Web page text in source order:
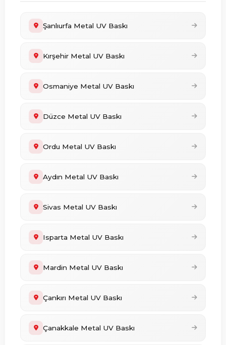
Şanlıurfa Metal UV Baskı
Kırşehir Metal UV Baskı
Osmaniye Metal UV Baskı
Düzce Metal UV Baskı
Ordu Metal UV Baskı
Aydın Metal UV Baskı
Sivas Metal UV Baskı
Isparta Metal UV Baskı
Mardin Metal UV Baskı
Çankırı Metal UV Baskı
Çanakkale Metal UV Baskı